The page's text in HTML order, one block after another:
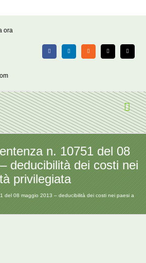
ora
FacebookLinkedIn Rss X Email
n. 10751 del 08
deducibilità dei costi nei
privilegiata
del 08 maggio 2013 – deducibilità dei costi nei paesi a